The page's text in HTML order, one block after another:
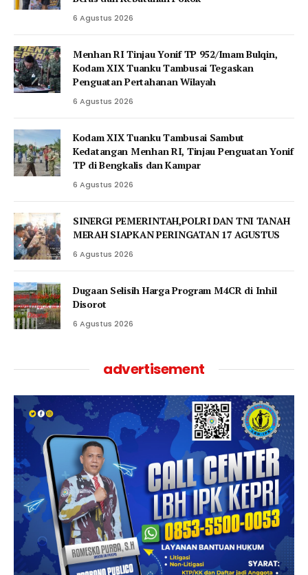
6 Agustus 2026
Menhan RI Tinjau Yonif TP 952/Imam Bulqin,
Kodam XIX Tuanku Tambusai Tegaskan
Penguatan Pertahanan Wilayah
6 Agustus 2026
Kodam XIX Tuanku Tambusai Sambut
Kedatangan Menhan RI, Tinjau Penguatan Yonif
TP di Bengkalis dan Kampar
6 Agustus 2026
SINERGI PEMERINTAH,POLRI DAN TNI TANAH
MERAH SIAPKAN PERINGATAN 17 AGUSTUS
6 Agustus 2026
Dugaan Selisih Harga Program M4CR di Inhil
Disorot
6 Agustus 2026
advertisement